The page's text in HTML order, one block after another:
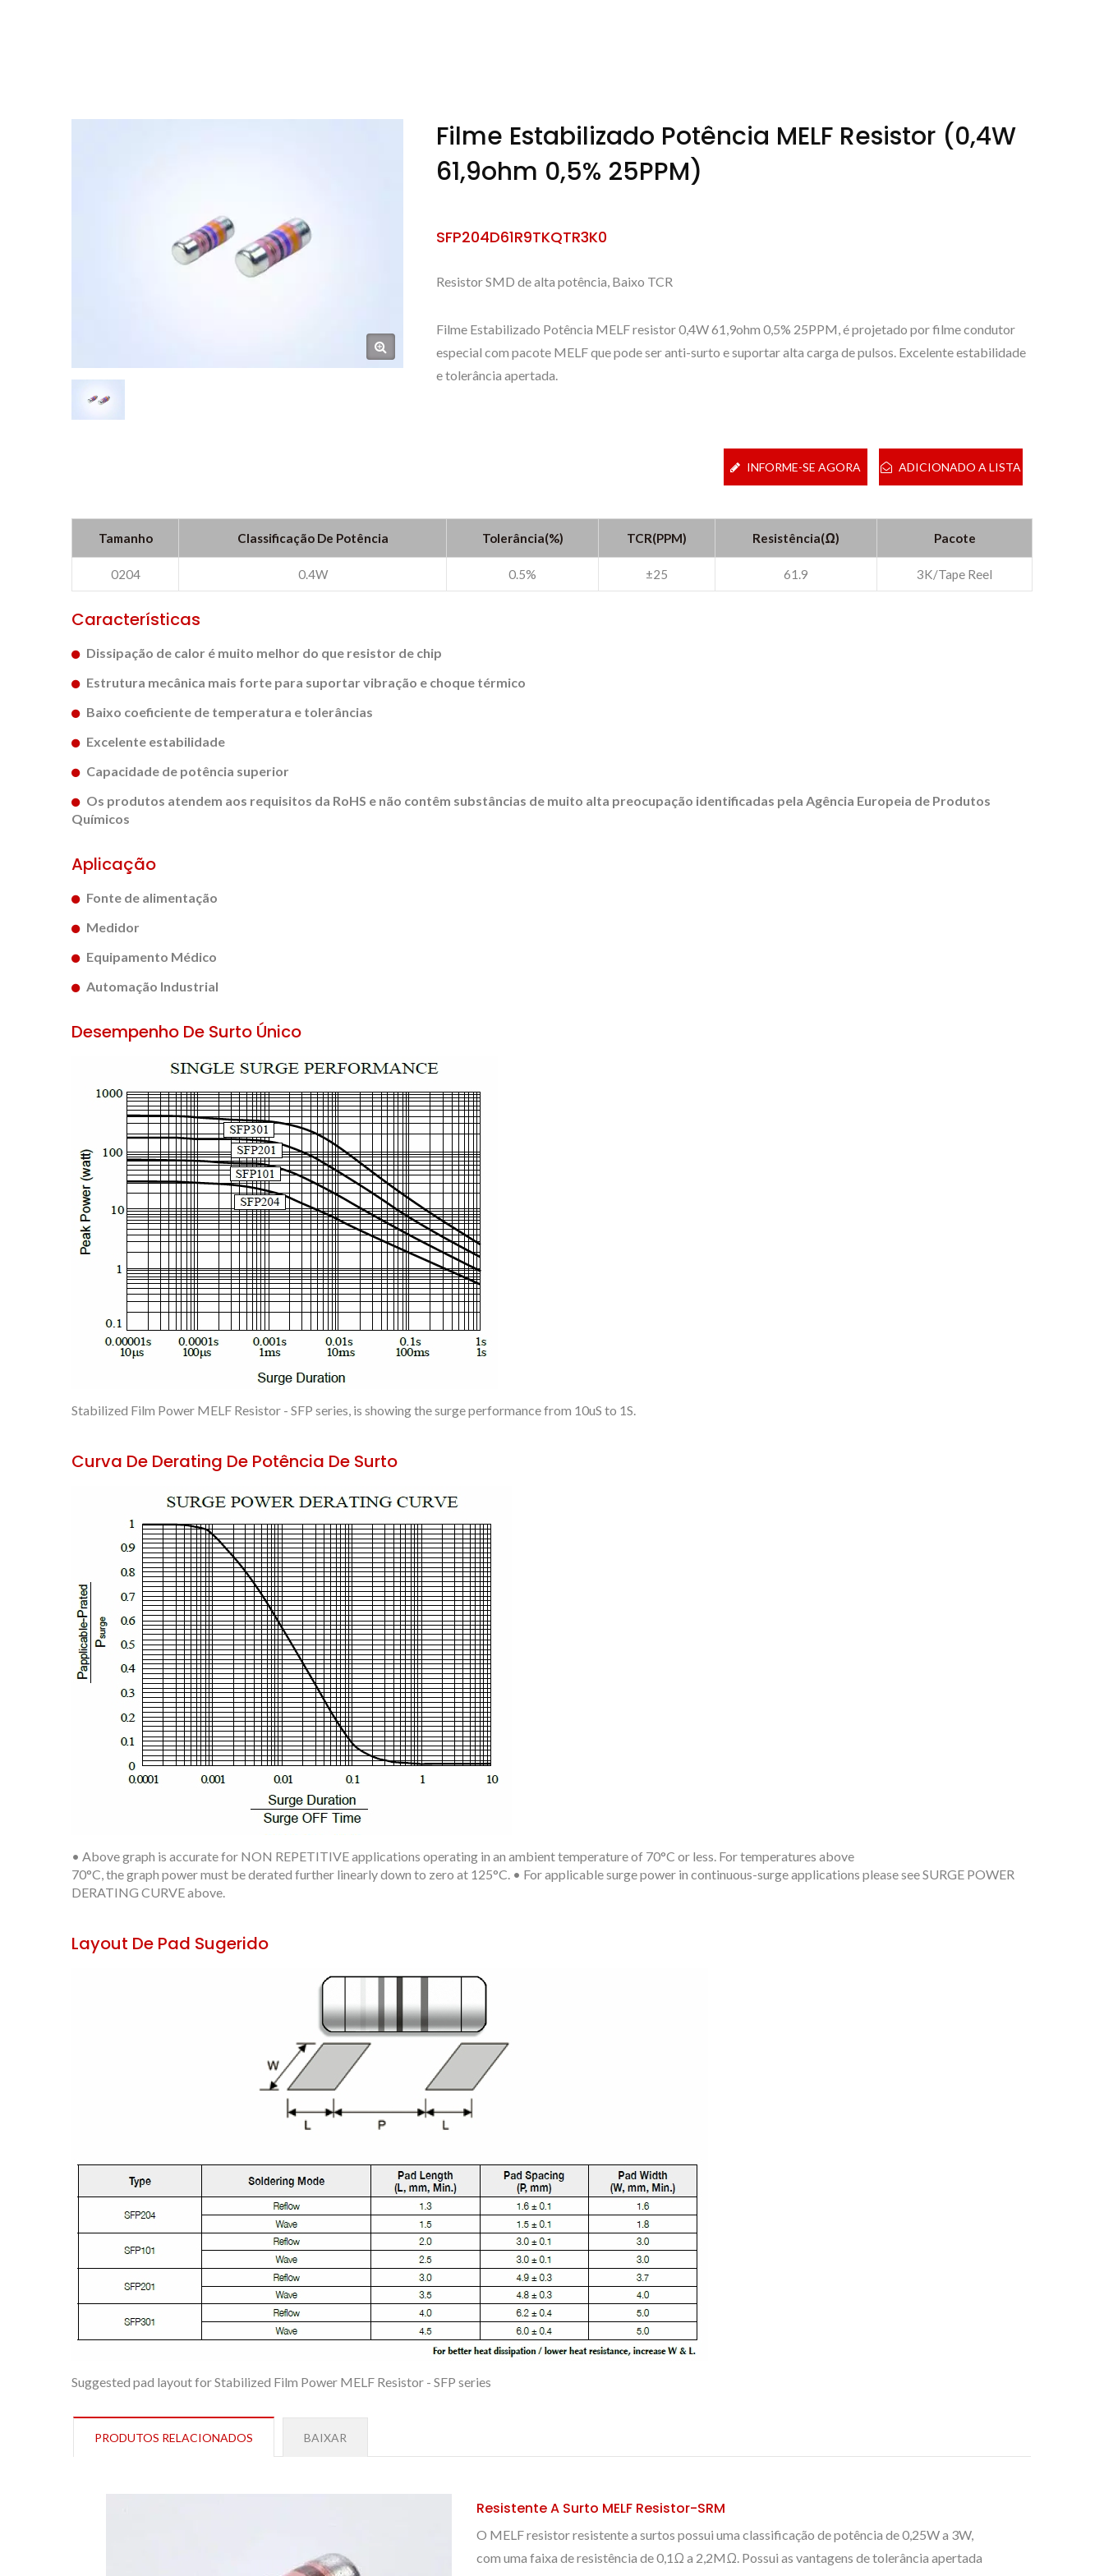
Filme Estabilizado Potência MELF Resistor (0,4W
61,9ohm 0,5% 25PPM)
SFP204D61R9TKQTR3K0
Resistor SMD de alta potência, Baixo TCR
Filme Estabilizado Potência MELF resistor 0,4W 61,9ohm 0,5% 25PPM, é projetado por filme condutor
especial com pacote MELF que pode ser anti-surto e suportar alta carga de pulsos. Excelente estabilidade
e tolerância apertada.
ADICIONADO A LISTA
INFORME-SE AGORA
Tamanho Classificação De Potência Tolerância(%) TCR(PPM) Resistência(Ω) Pacote
0204 0.4W 0.5% ±25 61.9 3K/Tape Reel
Características
Dissipação de calor é muito melhor do que resistor de chip
Estrutura mecânica mais forte para suportar vibração e choque térmico
Baixo coeficiente de temperatura e tolerâncias
Excelente estabilidade
Capacidade de potência superior
Os produtos atendem aos requisitos da RoHS e não contêm substâncias de muito alta preocupação identificadas pela Agência Europeia de Produtos
Químicos
Aplicação
Fonte de alimentação
Medidor
Equipamento Médico
Automação Industrial
Desempenho De Surto Único
Stabilized Film Power MELF Resistor - SFP series, is showing the surge performance from 10uS to 1S.
Curva De Derating De Potência De Surto
• Above graph is accurate for NON REPETITIVE applications operating in an ambient temperature of 70°C or less. For temperatures above
70°C, the graph power must be derated further linearly down to zero at 125°C. • For applicable surge power in continuous-surge applications please see SURGE POWER
DERATING CURVE above.
Layout De Pad Sugerido
Suggested pad layout for Stabilized Film Power MELF Resistor - SFP series
PRODUTOS RELACIONADOS BAIXAR
Resistente A Surto MELF Resistor-SRM
O MELF resistor resistente a surtos possui uma classificação de potência de 0,25W a 3W,
com uma faixa de resistência de 0,1Ω a 2,2MΩ. Possui as vantagens de tolerância apertada